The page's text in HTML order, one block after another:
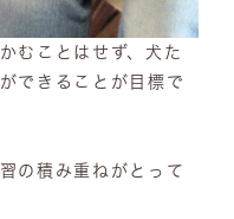
むことはせず、犬た
できることが目標で
の積み重ねがとって